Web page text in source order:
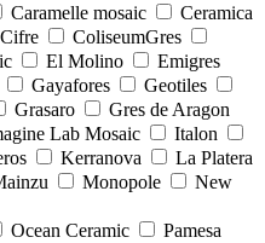
Caramelle mosaic
Ceramica
Cifre
ColiseumGres
El Molino
Emigres
Gayafores
Geotiles
Grasaro
Gres de Aragon
Lab Mosaic
Italon
Kerranova
La Platera
Monopole
New
Ocean Ceramic
Pamesa